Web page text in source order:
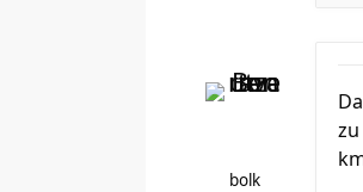
bolk